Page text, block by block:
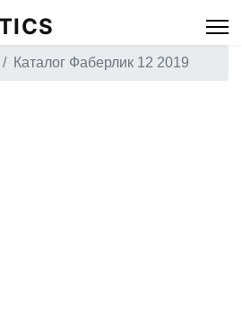
Каталог Фаберлик 12 2019